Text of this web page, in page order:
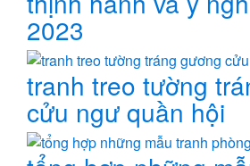
2023
tranh treo tường
cửu ngư quần hội